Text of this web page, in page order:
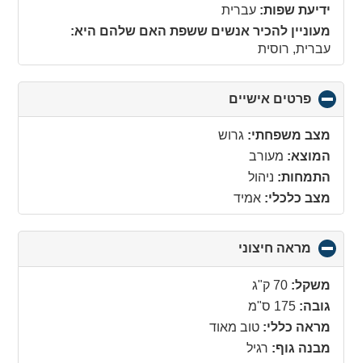
ידיעת שפות: עברית
מעוניין להכיר אנשים ששפת האם שלהם היא:
עברית, רוסית
פרטים אישיים
to
collapse
מצב משפחתי: גרוש
המוצא: מעורב
התמחות: ניהול
מצב כלכלי: אמיד
מראה חיצוני
to
משקל: 70 ק"ג
גובה: 175 ס"מ
מראה כללי: טוב מאוד
מבנה גוף: רגיל